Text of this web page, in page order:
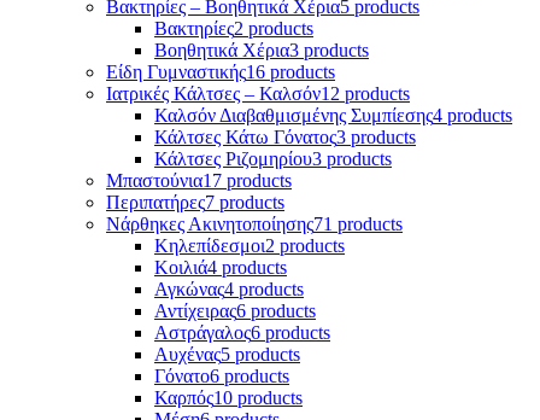
Βακτηρίες – Βοηθητικά Χέρια5 products
Βακτηρίες2 products
Βοηθητικά Χέρια3 products
Είδη Γυμναστικής16 products
Ιατρικές Κάλτσες – Καλσόν12 products
Καλσόν Διαβαθμισμένης Συμπίεσης4 products
Κάλτσες Κάτω Γόνατος3 products
Κάλτσες Ριζομηρίου3 products
Μπαστούνια17 products
Περιπατήρες7 products
Νάρθηκες Ακινητοποίησης71 products
Κηλεπίδεσμοι2 products
Κοιλιά4 products
Αγκώνας4 products
Αντίχειρας6 products
Αστράγαλος6 products
Αυχένας5 products
Γόνατο6 products
Καρπός10 products